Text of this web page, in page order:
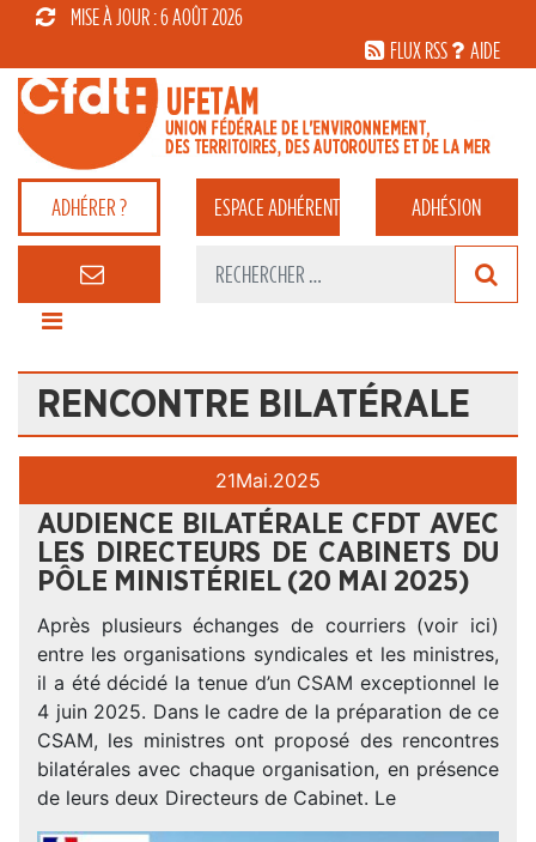
MISE À JOUR : 6 AOÛT 2026
FLUX RSS
AIDE
ADHÉRER ? ESPACEADHÉRENT ADHÉSION
RENCONTRE BILATÉRALE
21Mai.2025
AUDIENCE BILATÉRALE CFDT AVEC
LES DIRECTEURS DE CABINETS DU
PÔLE MINISTÉRIEL (20 MAI 2025)
Après plusieurs échanges de courriers (voir ici)
entre les organisations syndicales et les ministres,
il a été décidé la tenue d’un CSAM exceptionnel le
4 juin 2025. Dans le cadre de la préparation de ce
CSAM, les ministres ont proposé des rencontres
bilatérales avec chaque organisation, en présence
de leurs deux Directeurs de Cabinet. Le